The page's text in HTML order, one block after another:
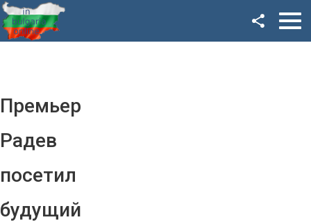
Премьер
Радев
посетил
будущий